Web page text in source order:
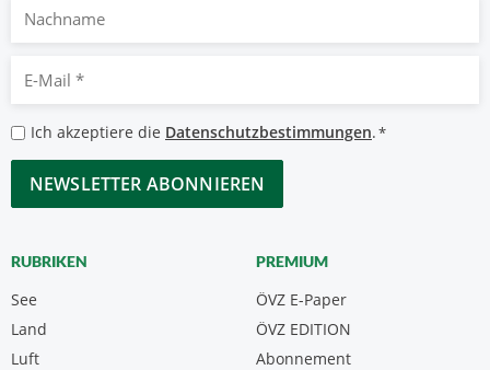
Nachname
Mail
*
Datenschutzbestimmungen
*
Ich akzeptiere die Datenschutzbestimmungen.*
CAPTCHA
RUBRIKEN
See
Land
Luft
PREMIUM
ÖVZ E-Paper
Abonnement
ÖVZ EDITION